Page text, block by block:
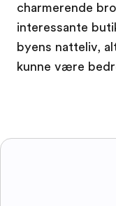
charmerende
interessante
byens natteliv,
kunne være